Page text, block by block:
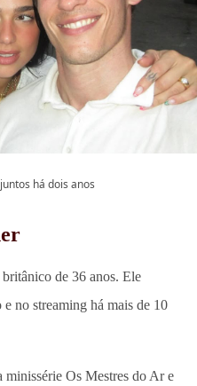
há dois anos
de 36 anos. Ele
no streaming há mais de 10
minissérie Os Mestres do Ar e